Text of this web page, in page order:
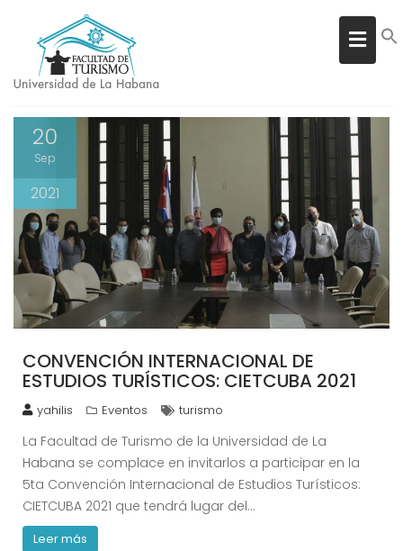
ETIQUETA:
Inicio turismo
20
Sep
2021
CONVENCIÓN INTERNACIONAL DE
ESTUDIOS TURÍSTICOS: CIETCUBA 2021
yahilis Eventos turismo
La Facultad de Turismo de la Universidad de La
Habana se complace en invitarlos a participar en la
5ta Convención Internacional de Estudios Turísticos:
CIETCUBA 2021 que tendrá lugar del…
Leer más